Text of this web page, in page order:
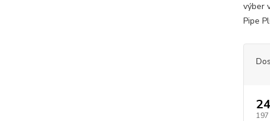
výber
Pipe